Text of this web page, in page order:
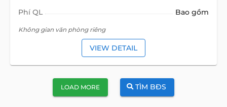
Phí QL Bao gồm
Không gian văn phòng riêng
VIEW DETAIL
LOAD MORE TÌM BĐS